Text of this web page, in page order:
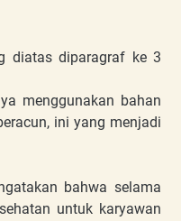
diatas diparagraf ke 3
menggunakan bahan
ini yang menjadi
bahwa selama
untuk karyawan